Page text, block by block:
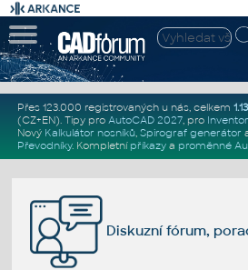
Přes 123.000 registrovaných u nás, celkem
(CZ+EN). Tipy pro AutoCAD 2027, pro
Nový Kalkulátor nosníků, Spirograf generátor
Převodníky. Kompletní příkazya proměnné
Diskuzní fórum,